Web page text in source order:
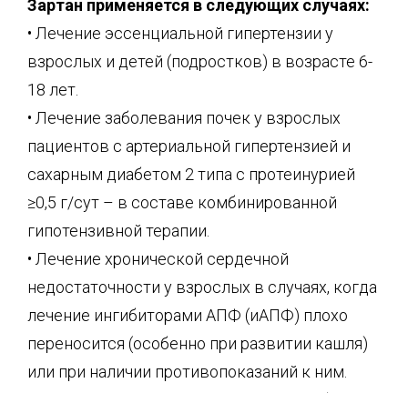
Зартан применяется в следующих случаях:
• Лечение эссенциальной гипертензии у
взрослых и детей (подростков) в возрасте 6-
18 лет.
• Лечение заболевания почек у взрослых
пациентов с артериальной гипертензией и
сахарным диабетом 2 типа с протеинурией
≥0,5 г/сут – в составе комбинированной
гипотензивной терапии.
• Лечение хронической сердечной
недостаточности у взрослых в случаях, когда
лечение ингибиторами АПФ (иАПФ) плохо
переносится (особенно при развитии кашля)
или при наличии противопоказаний к ним.